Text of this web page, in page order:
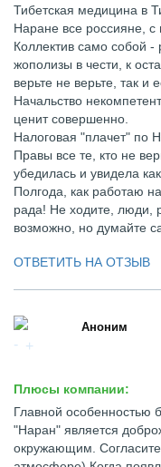
Тибетская медицина в
Наране все россияне,
Коллектив само собой -
жополизы в чести, к
верьте не верьте, так и
Начальство
ценит совершенно.
Налоговая "плачет" по
Правы все те, кто не
убедилась и увидела
Полгода, как работаю
рада! Не ходите, люди,
возможно, но думайте
ОТВЕТИТЬ НА ОТЗЫВ
Аноним
Плюсы компании:
Главной особенностью
"Наран" является
окружающим.